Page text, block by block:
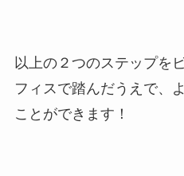
以上の２つのステップを
フィスで踏んだうえで、
ことができます！